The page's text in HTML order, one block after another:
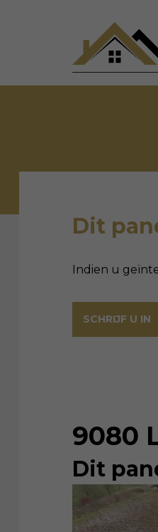
Dit
Indien u
SCHRIJF U IN
9080
Dit